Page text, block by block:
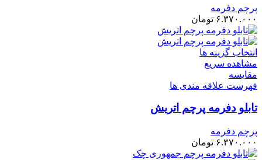
پرچم دفرمه
۶.۳۷۰.۰۰۰ تومان
انتخاب گزینه ها
مشاهده سریع
مقایسه
فهرست علاقه مندی ها
تابلو دفرمه پرچم اتریش
پرچم دفرمه
۶.۳۷۰.۰۰۰ تومان